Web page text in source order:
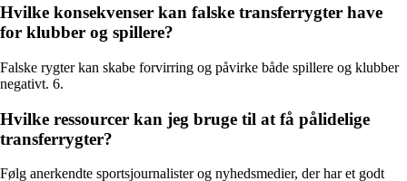
Hvilke konsekvenser kan falske transferrygter have
for klubber og spillere?
Falske rygter kan skabe forvirring og påvirke både spillere og klubber
negativt. 6.
Hvilke ressourcer kan jeg bruge til at få pålidelige
transferrygter?
Følg anerkendte sportsjournalister og nyhedsmedier, der har et godt